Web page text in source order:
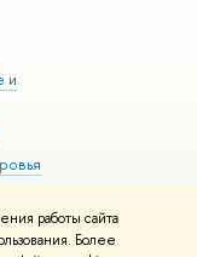
работы сайта
Более
и